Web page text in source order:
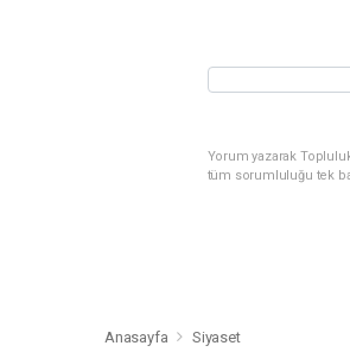
Yorum yazarak
tüm sorumluluğu tek
Anasayfa Siyaset